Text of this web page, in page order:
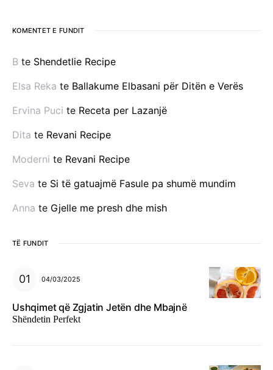
KOMENTET E FUNDIT
B te Shendetlie Recipe
Elsa Reka te Ballakume Elbasani për Ditën e Verës
Ervina Puci te Receta per Lazanjë
Dita te Revani Recipe
Moderni te Revani Recipe
Seva te Si të gatuajmë Fasule pa shumë mundim
Anna te Gjelle me presh dhe mish
TË FUNDIT
04/03/2025
Ushqimet që Zgjatin Jetën dhe Mbajnë
Shëndetin Perfekt